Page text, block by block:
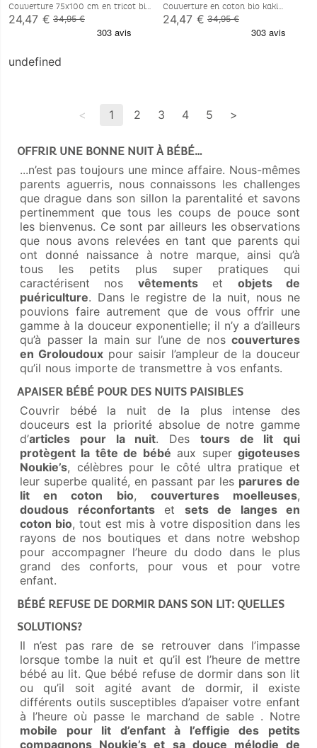
Couverture 75x100 cm en tricot bio
et sherpa rouge
24,47 € 34,95 €
Couverture en coton bio kaki
75x100 cm
24,47 € 34,95 €
undefined
< 1 2 3 4 5 >
OFFRIR UNE BONNE NUIT À BÉBÉ…
...n’est pas toujours une mince affaire. Nous-mêmes
parents aguerris, nous connaissons les challenges
que drague dans son sillon la parentalité et savons
pertinemment que tous les coups de pouce sont
les bienvenus. Ce sont par ailleurs les observations
que nous avons relevées en tant que parents qui
ont donné naissance à notre marque, ainsi qu’à
tous les petits plus super pratiques qui
caractérisent nos vêtementset objets de
puériculture. Dans le registre de la nuit, nous ne
pouvions faire autrement que de vous offrir une
gamme à la douceur exponentielle; il n’y a d’ailleurs
qu’à passer la main sur l’une de nos couvertures
en Groloudoux pour saisir l’ampleur de la douceur
qu’il nous importe de transmettre à vos enfants.
APAISER BÉBÉ POUR DES NUITS PAISIBLES
Couvrir bébé la nuit de la plus intense des
douceurs est la priorité absolue de notre gamme
d’articles pour la nuit. Des tours de lit qui
protègent la tête de bébé aux supergigoteuses
Noukie’s, célèbres pour le côté ultra pratique et
leur superbe qualité, en passant par les parures de
lit en coton bio, couvertures moelleuses,
doudous réconfortantset sets de langes en
coton bio, tout est mis à votre disposition dans les
rayons de nos boutiques et dans notre webshop
pour accompagner l’heure du dodo dans le plus
grand des conforts, pour vous et pour votre
enfant.
BÉBÉ REFUSE DE DORMIR DANS SON LIT: QUELLES
SOLUTIONS?
Il n’est pas rare de se retrouver dans l’impasse
lorsque tombe la nuit et qu’il est l’heure de mettre
bébé au lit. Que bébé refuse de dormir dans son lit
ou qu’il soit agité avant de dormir, il existe
différents outils susceptibles d’apaiser votre enfant
à l’heure où passe le marchand de sable . Notre
mobile pour lit d’enfant à l’effigie des petits
compagnons Noukie’s et sa douce mélodie de